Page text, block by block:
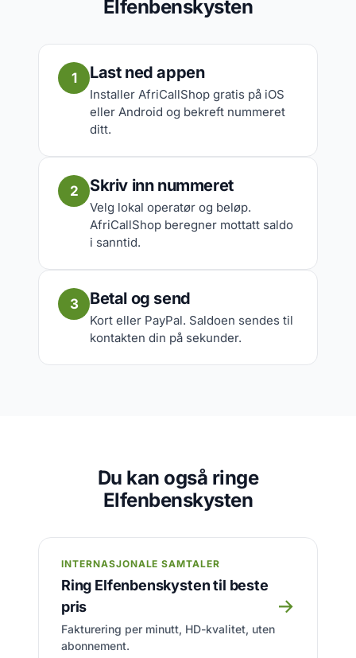
Elfenbenskysten
1 Last ned appen
Installer AfriCallShop gratis på iOS
eller Android og bekreft nummeret
ditt.
2 Skriv inn nummeret
Velg lokal operatør og beløp.
AfriCallShop beregner mottatt saldo
i sanntid.
3 Betal og send
Kort eller PayPal. Saldoen sendes til
kontakten din på sekunder.
Du kan også ringe
Elfenbenskysten
INTERNASJONALE SAMTALER
Ring Elfenbenskysten til beste
pris
Fakturering per minutt, HD-kvalitet, uten
abonnement.
→